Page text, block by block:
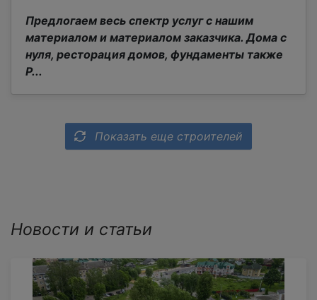
Предлогаем весь спектр услуг с нашим
материалом и материалом заказчика. Дома с
нуля, ресторация домов, фундаменты также
Р...
Показать еще строителей
Новости и статьи